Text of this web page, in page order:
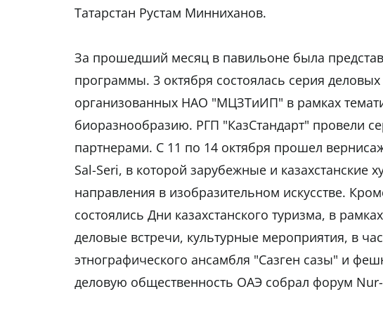
Татарстан Рустам Минниханов.
За прошедший месяц в павильоне была
программы. 3 октября состоялась серия
организованных НАО "МЦЗТиИП" в рамках
биоразнообразию. РГП "КазСтандарт" провели
партнерами. С 11 по 14 октября прошел
Sal-Seri, в которой зарубежные и казахстанские
направления в изобразительном искусстве.
состоялись Дни казахстанского туризма, в
деловые встречи, культурные мероприятия, в
этнографического ансамбля "Сазген сазы" и
деловую общественность ОАЭ собрал форум